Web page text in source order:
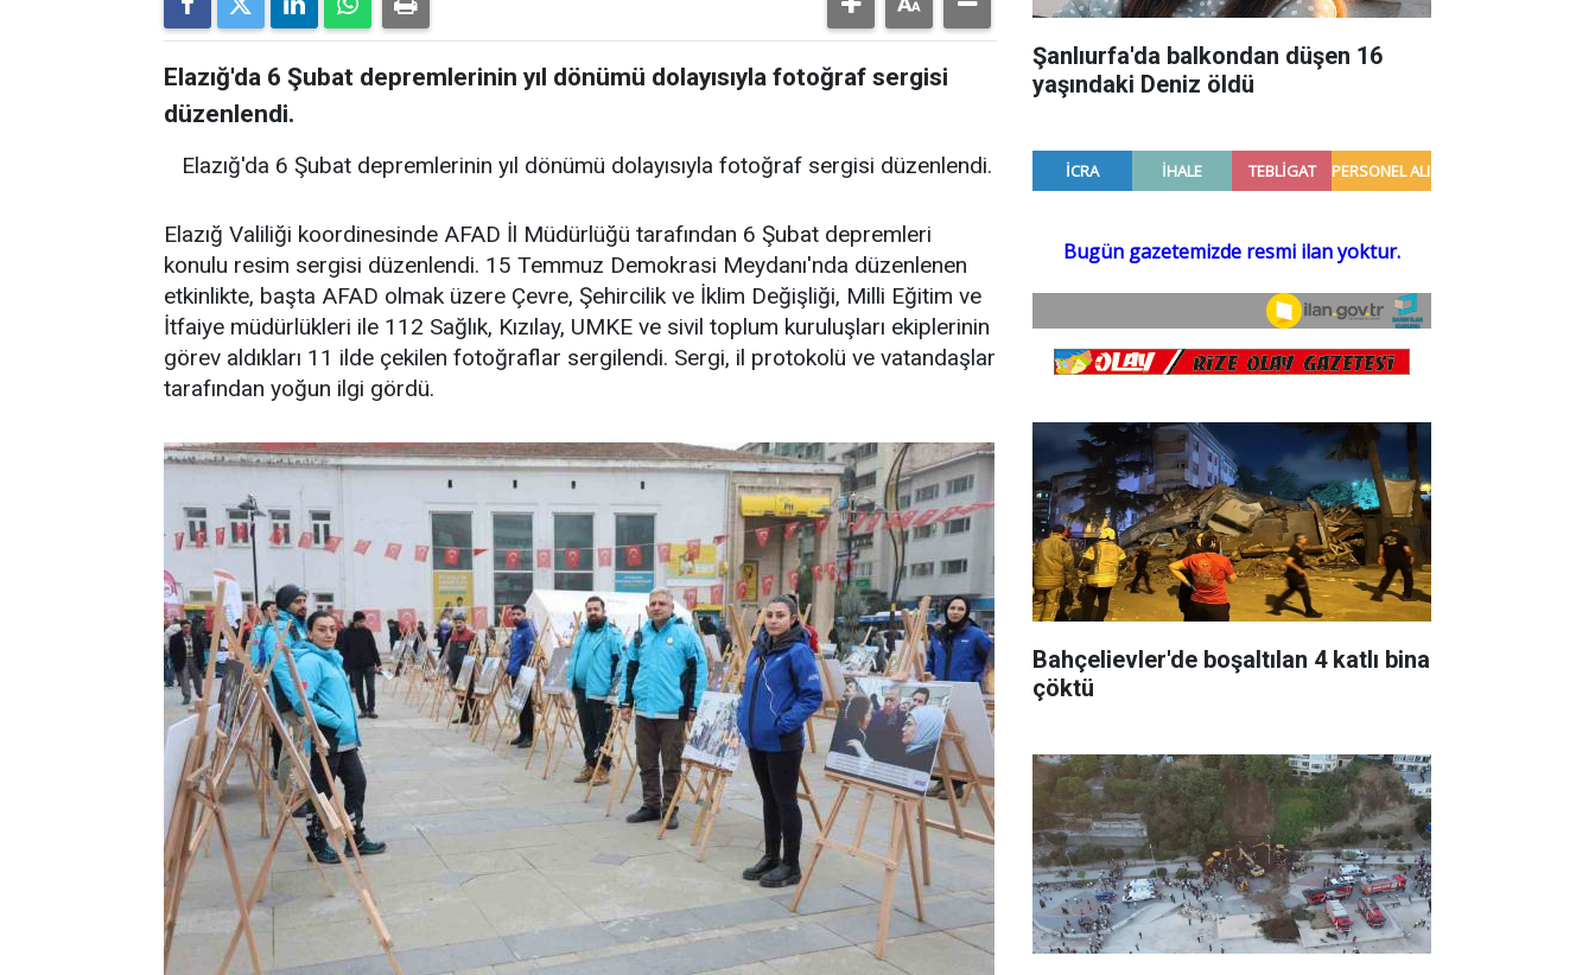
Elazığ'da 6 Şubat depremlerinin yıl dönümü dolayısıyla fotoğraf sergisi
düzenlendi.
Elazığ'da 6 Şubat depremlerinin yıl dönümü dolayısıyla fotoğraf sergisi düzenlendi.
Elazığ Valiliği koordinesinde AFAD İl Müdürlüğü tarafından 6 Şubat depremleri
konulu resim sergisi düzenlendi. 15 Temmuz Demokrasi Meydanı'nda düzenlenen
etkinlikte, başta AFAD olmak üzere Çevre, Şehircilik ve İklim Değişliği, Milli Eğitim ve
İtfaiye müdürlükleri ile 112 Sağlık, Kızılay, UMKE ve sivil toplum kuruluşları ekiplerinin
görev aldıkları 11 ilde çekilen fotoğraflar sergilendi. Sergi, il protokolü ve vatandaşlar
tarafından yoğun ilgi gördü.
Şanlıurfa'da balkondan düşen 16
yaşındaki Deniz öldü
Bahçelievler'de boşaltılan 4 katlı bina
çöktü